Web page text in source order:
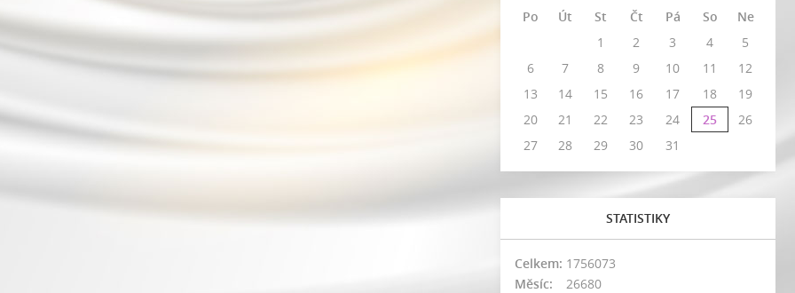
Po
Út St Čt Pá So
Ne
1
2 3 4
5
6
7 8 9 10 11
12
13
14 15 16 17 18
19
20
21 22 23 24 25
26
27
28 29 30 31
STATISTIKY
Celkem: 1756073
Měsíc:
26680